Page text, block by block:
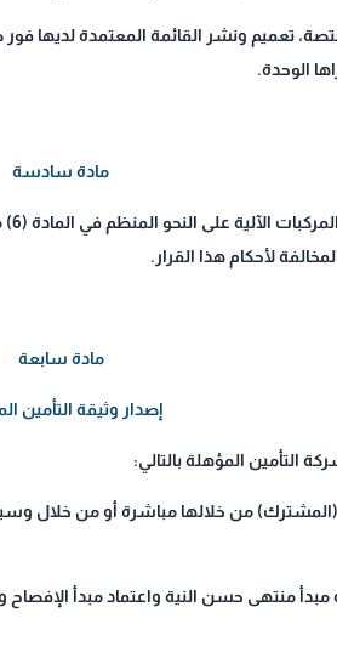
تعميم ونشر القائمة المعتمدة لديها
الوحدة.
مادة سادسة
لأحكام هذا القرار.
مادة سابعة
إصدار وثيقة التأمين
له (المشترك) من خلالها مباشرة أو من
مبدأ منتهی حسن النية واعتماد مبدأ